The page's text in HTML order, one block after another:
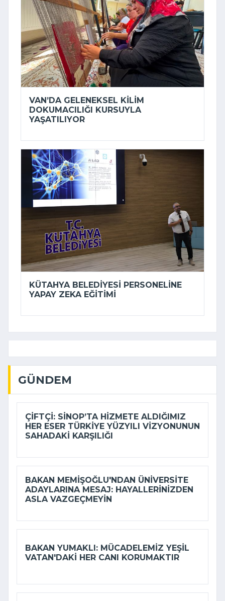
VAN’DA GELENEKSEL KILIM
DOKUMACILIĞI KURSUYLA
YAŞATILIYOR
KÜTAHYA BELEDIYESI PERSONELINE
YAPAY ZEKA EĞITIMI
GÜNDEM
ÇIFTÇI: SINOP’TA HIZMETE ALDIĞIMIZ
HER ESER TÜRKIYE YÜZYILI VIZYONUNUN
SAHADAKI KARŞILIĞI
BAKAN MEMIŞOĞLU'NDAN ÜNIVERSITE
ADAYLARINA MESAJ: HAYALLERINIZDEN
ASLA VAZGEÇMEYIN
BAKAN YUMAKLI: MÜCADELEMIZ YEŞIL
VATAN'DAKI HER CANI KORUMAKTIR